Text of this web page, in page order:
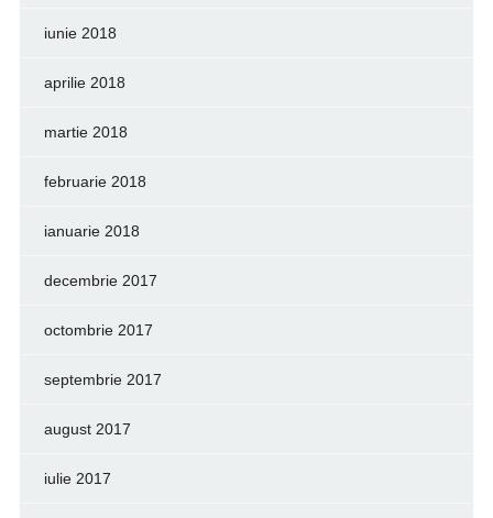
iunie 2018
aprilie 2018
martie 2018
februarie 2018
ianuarie 2018
decembrie 2017
octombrie 2017
septembrie 2017
august 2017
iulie 2017